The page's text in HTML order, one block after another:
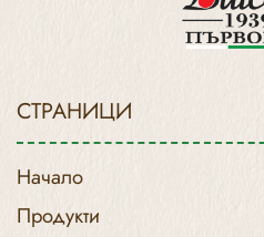
СТРАНИЦИ
Начало
Продукти